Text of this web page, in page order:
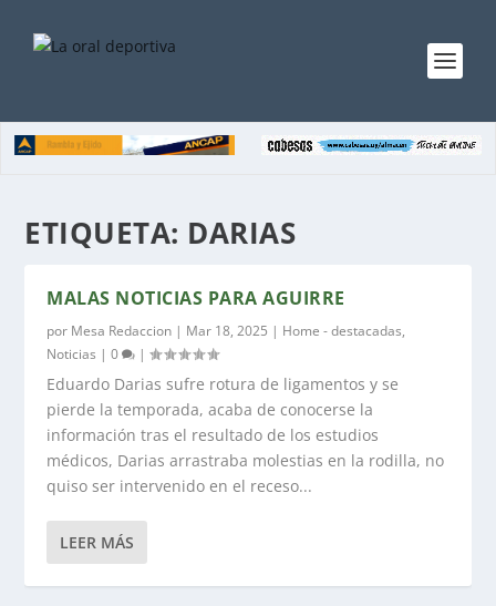
ETIQUETA: DARIAS
MALAS NOTICIAS PARA AGUIRRE
por Mesa Redaccion | Mar 18, 2025 | Home - destacadas,
Noticias |0 |
Eduardo Darias sufre rotura de ligamentos y se
pierde la temporada, acaba de conocerse la
información tras el resultado de los estudios
médicos, Darias arrastraba molestias en la rodilla, no
quiso ser intervenido en el receso...
LEER MÁS